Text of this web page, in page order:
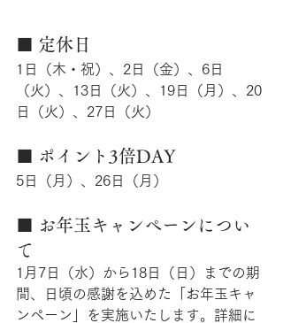
■ 定休日
1日（木・祝）、2日（金）、6日
（火）、13日（火）、19日（月）、20
日（火）、27日（火）
■ ポイント3倍DAY
5日（月）、26日（月）
■ お年玉キャンペーンについ
て
1月7日（水）から18日（日）までの期
間、日頃の感謝を込めた「お年玉キャ
ンペーン」を実施いたします。詳細に